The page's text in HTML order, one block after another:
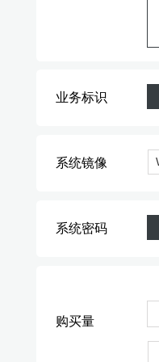
业务标识
系统镜像
系统密码
购买量